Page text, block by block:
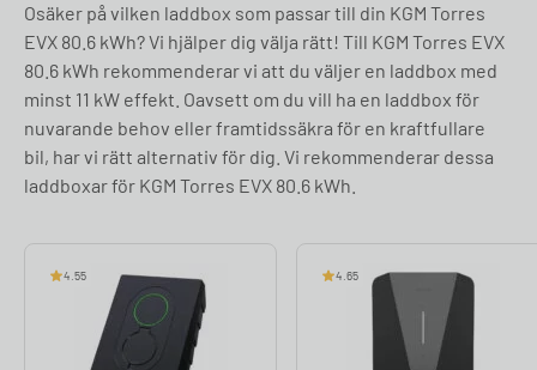
Osäker på vilken laddbox som passar till din KGM Torres
EVX 80.6 kWh? Vi hjälper dig välja rätt! Till KGM Torres EVX
80.6 kWh rekommenderar vi att du väljer en laddbox med
minst 11 kW effekt. Oavsett om du vill ha en laddbox för
nuvarande behov eller framtidssäkra för en kraftfullare
bil, har vi rätt alternativ för dig. Vi rekommenderar dessa
laddboxar för KGM Torres EVX 80.6 kWh.
4.55 4.65